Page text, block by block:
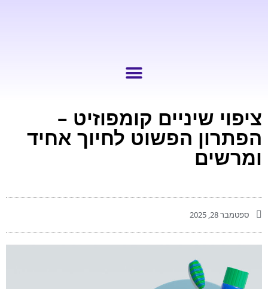
ציפוי שיניים קומפוזיט –
הפתרון הפשוט לחיוך אחיד
ומרשים
ספטמבר 28, 2025